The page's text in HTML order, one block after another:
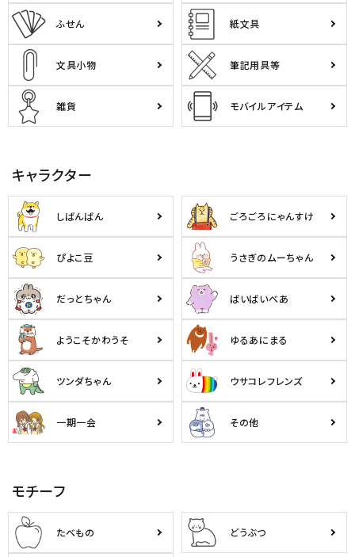
ご利用ガイド
よくあるご質問
プライバシーポリシー
特定商取引法について
ACCOUNT MENU
ようこそ ゲスト 様
meeting_room ログイン person 会員登録
公式 デコ部 公式 公式
ふせん 紙文具
文具小物 筆記用具等
雑貨 モバイルアイテム
キャラクター
しばんばん ごろごろにゃんすけ
ぴよこ豆 うさぎのムーちゃん
だっとちゃん ばいばいべあ
ようこそかわうそ ゆるあにまる
ツンダちゃん ウサコレフレンズ
一期一会 その他
モチーフ
たべもの どうぶつ